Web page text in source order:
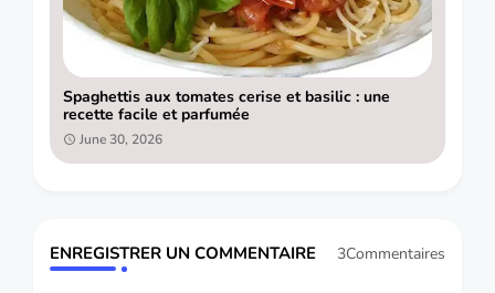
Spaghettis aux tomates cerise et basilic : une
recette facile et parfumée
June 30, 2026
ENREGISTRER UN COMMENTAIRE 3Commentaires